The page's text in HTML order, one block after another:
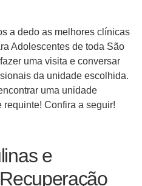
a dedo as melhores clínicas
Adolescentes de toda São
uma visita e conversar
da unidade escolhida.
uma unidade
Confira a seguir!
e